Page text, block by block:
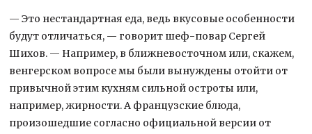
— Это нестандартная еда, ведь вкусовые особенности
будут отличаться, — говорит шеф-повар Сергей
Шихов. — Например, в ближневосточном или, скажем,
венгерском вопросемы были вынуждены отойти от
привычной этим кухням сильной остроты или,
например, жирности. А французские блюда,
произошедшие согласно официальной версии от